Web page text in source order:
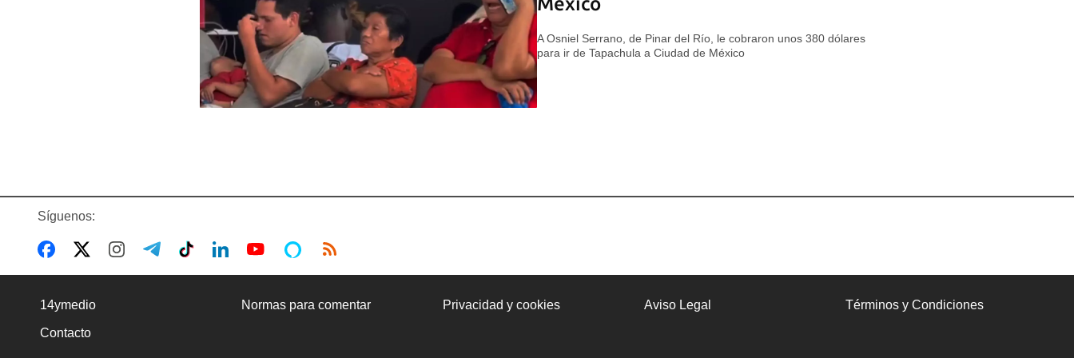
A Osniel Serrano, de Pinar del Río, le cobraron unos 380 dólares
para ir de Tapachula a Ciudad de México
Síguenos:
14ymedio Normas para comentar Privacidad y cookies Aviso Legal Términos y Condiciones
Contacto